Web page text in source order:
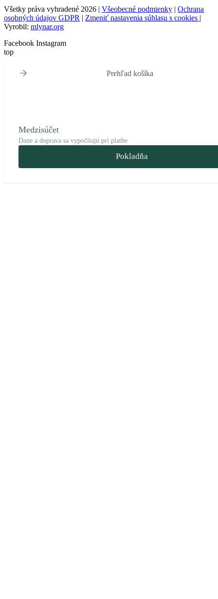
Všetky práva vyhradené 2026 | Všeobecné podmienky | Ochrana
osobných údajov GDPR | Zmeniť nastavenia súhlasu s cookies |
Vyrobil: mlynar.org
Facebook Instagram
top
Prehľad košíka
Medzisúčet
Dane a doprava sa vypočítajú pri platbe
Pokladňa